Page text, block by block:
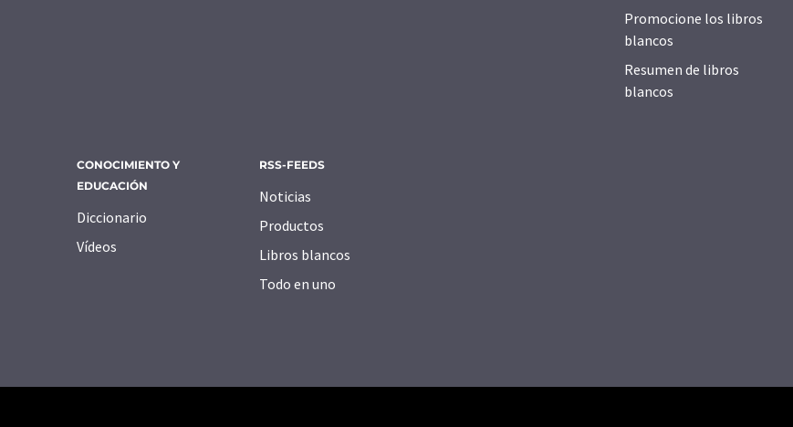
Promocione los libros
blancos
Resumen de libros
blancos
CONOCIMIENTO Y
EDUCACIÓN
Diccionario
Vídeos
RSS-FEEDS
Noticias
Productos
Libros blancos
Todo en uno